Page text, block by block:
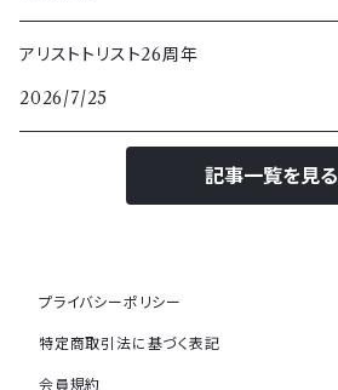
アリストトリスト26周年
2026/7/25
記事一覧を見る
プライバシーポリシー
特定商取引法に基づく表記
会員規約